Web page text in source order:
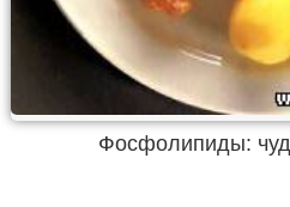
Фосфолипиды: